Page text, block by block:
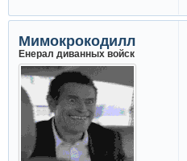
Мимокрокодилл
Енерал диванных войск